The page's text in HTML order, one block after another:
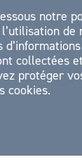
notre
de
collectées
protéger
cookies.